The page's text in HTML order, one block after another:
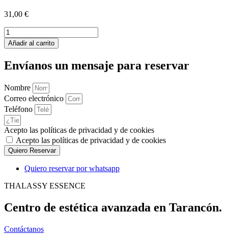
31,00 €
Relleno
de
gel
Añadir al carrito
Envíanos un mensaje para reservar
Nombre
Correo electrónico
Teléfono
Acepto las políticas de privacidad y de cookies
Acepto las políticas de privacidad y de cookies
Quiero Reservar
Quiero reservar por whatsapp
THALASSY ESSENCE
Centro de estética avanzada en Tarancón.
Contáctanos